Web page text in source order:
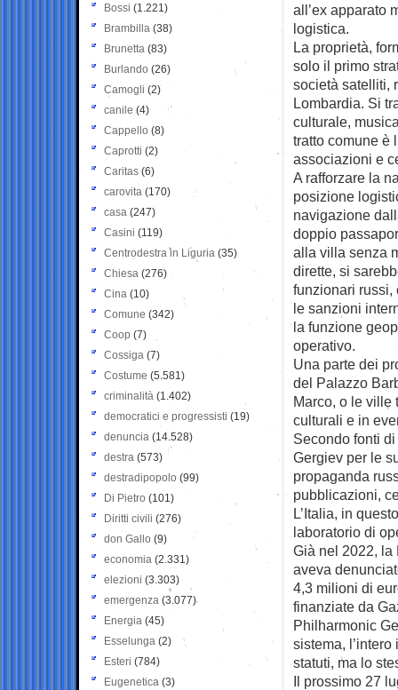
all’ex apparato
logistica.
La proprietà,
solo il primo
società satelliti,
Lombardia. Si
culturale,
tratto comune è
associazioni e
A rafforzare la
posizione
navigazione
doppio
alla villa senza
dirette, si
funzionari russi,
le sanzioni
la funzione
operativo.
Una parte dei
del Palazzo
Marco, o le ville
culturali e in
Secondo fonti
Gergiev per le
propaganda
pubblicazioni,
L’Italia, in
laboratorio di
Già nel 2022, la
aveva
4,3 milioni di
finanziate da
Philharmonic
sistema,
statuti, ma lo
Il prossimo 27
Bossi (1.221)
Brambilla (38)
Brunetta (83)
Burlando (26)
Camogli (2)
canile (4)
Cappello (8)
Caprotti (2)
Caritas (6)
carovita (170)
casa (247)
Casini (119)
Centrodestra in Liguria (35)
Chiesa (276)
Cina (10)
Comune (342)
Coop (7)
Cossiga (7)
Costume (5.581)
criminalità (1.402)
democratici e progressisti (19)
denuncia (14.528)
destra (573)
destradipopolo (99)
Di Pietro (101)
Diritti civili (276)
don Gallo (9)
economia (2.331)
elezioni (3.303)
emergenza (3.077)
Energia (45)
Esselunga (2)
Esteri (784)
Eugenetica (3)